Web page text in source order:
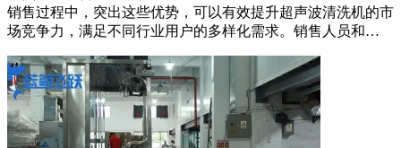
销售过程中，突出这些优势，可以有效提升超声波清洗机的市
场竞争力，满足不同行业用户的多样化需求。销售人员和…